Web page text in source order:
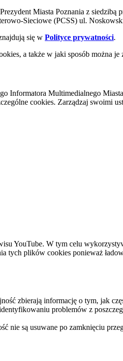
Miasta Poznania z
Sieciowe (PCSS) ul.
się w Polityce prywatności.
a także w jaki sposób można
Informatora Multimedialnego
cookies. Zarządzaj swoimi
YouTube. W tym celu
tych plików cookies ponieważ
zbierają informację o tym, jak
problemów z
nie są usuwane po zamknięciu